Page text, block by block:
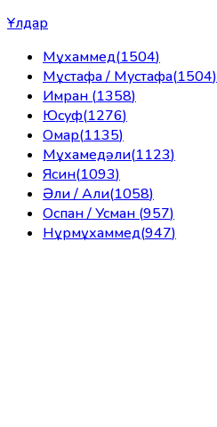
Ұлдар
Мұхаммед(1504)
Мұстафа / Мустафа(1504)
Имран (1358)
Юсуф(1276)
Омар(1135)
Мұхамедәли(1123)
Ясин(1093)
Әли / Али(1058)
Оспан / Усман (957)
Нұрмұхаммед(947)